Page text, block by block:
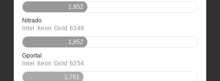
1,852
Nitrado
Intel Xeon Gold 6348
1,852
Gportal
Intel Xeon Gold 6254
1,751